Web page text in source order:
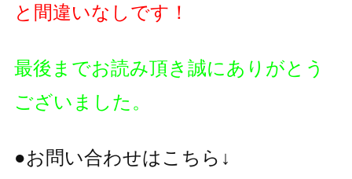
と間違いなしです！
最後までお読み頂き誠にありがとう
ございました。
●お問い合わせはこちら↓